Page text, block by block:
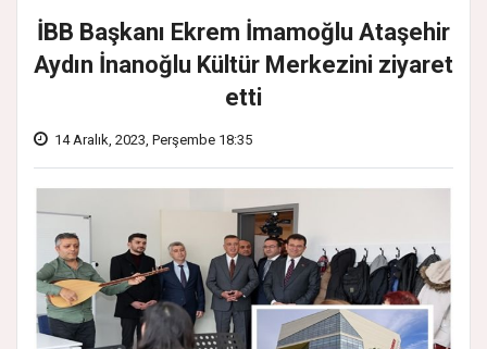
İBB Başkanı Ekrem İmamoğlu Ataşehir
Aydın İnanoğlu Kültür Merkezini ziyaret
etti
14 Aralık, 2023, Perşembe 18:35